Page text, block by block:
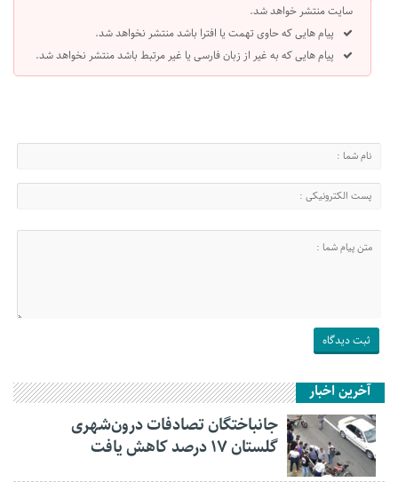
سایت منتشر خواهد شد.
پیام هایی که حاوی تهمت یا افترا باشد منتشر نخواهد شد.
پیام هایی که به غیر از زبان فارسی یا غیر مرتبط باشد منتشر نخواهد شد.
آخرین اخبار
جانباختگان تصادفات درون‌شهری
گلستان ۱۷ درصد کاهش یافت